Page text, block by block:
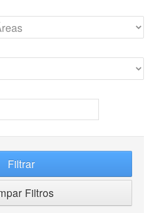
Filtrar
Filtros